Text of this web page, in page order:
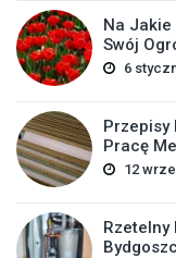
Na
Swój
6
Przepisy
Pracę
12
Rzetelny